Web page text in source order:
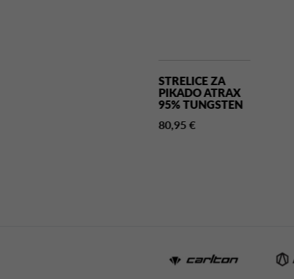
STRELICE ZA
PIKADO ATRAX
95% TUNGSTEN
80,95 €